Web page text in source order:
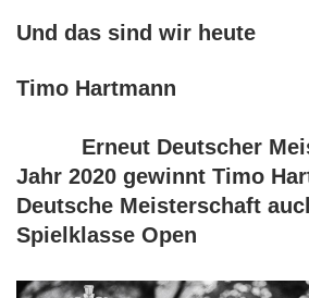
Und das sind wir heute
Timo Hartmann
Erneut Deutscher
Jahr 2020 gewinnt Timo
Deutsche Meisterschaft
Spielklasse Open